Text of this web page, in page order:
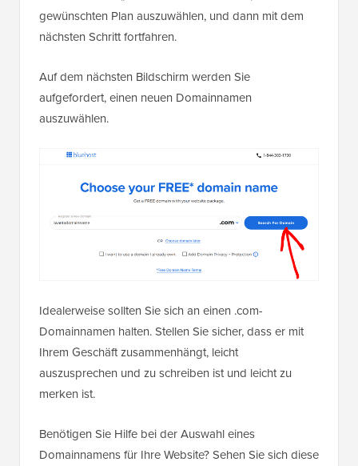
gewünschten Plan auszuwählen, und dann mit dem
nächsten Schritt fortfahren.
Auf dem nächsten Bildschirm werden Sie
aufgefordert, einen neuen Domainnamen
auszuwählen.
Idealerweise sollten Sie sich an einen .com-
Domainnamen halten. Stellen Sie sicher, dass er mit
Ihrem Geschäft zusammenhängt, leicht
auszusprechen und zu schreiben ist und leicht zu
merken ist.
Benötigen Sie Hilfe bei der Auswahl eines
Domainnamens für Ihre Website? Sehen Sie sich diese